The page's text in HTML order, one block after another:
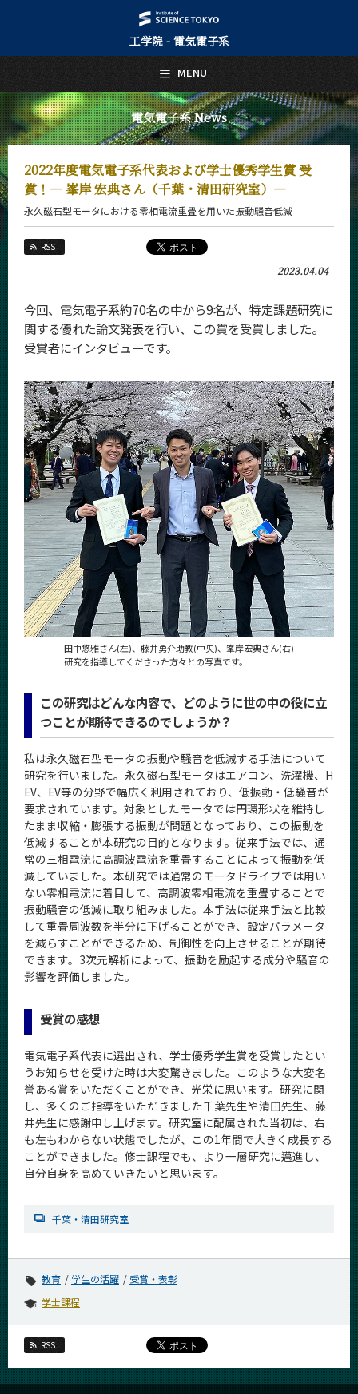
工学院 - 電気電子系
電気電子系 News
2022年度電気電子系代表および学士優秀学生賞 受
賞！― 峯岸 宏典さん（千葉・清田研究室）―
永久磁石型モータにおける零相電流重畳を用いた振動騒音低減
RSS
2023.04.04
今回、電気電子系約70名の中から9名が、特定課題研究に
関する優れた論文発表を行い、この賞を受賞しました。
受賞者にインタビューです。
田中悠雅さん(左)、藤井勇介助教(中央)、峯岸宏典さん(右)
研究を指導してくださった方々との写真です。
この研究はどんな内容で、どのように世の中の役に立
つことが期待できるのでしょうか？
私は永久磁石型モータの振動や騒音を低減する手法について
研究を行いました。永久磁石型モータはエアコン、洗濯機、H
EV、EV等の分野で幅広く利用されており、低振動・低騒音が
要求されています。対象としたモータでは円環形状を維持し
たまま収縮・膨張する振動が問題となっており、この振動を
低減することが本研究の目的となります。従来手法では、通
常の三相電流に高調波電流を重畳することによって振動を低
減していました。本研究では通常のモータドライブでは用い
ない零相電流に着目して、高調波零相電流を重畳することで
振動騒音の低減に取り組みました。本手法は従来手法と比較
して重畳周波数を半分に下げることができ、設定パラメータ
を減らすことができるため、制御性を向上させることが期待
できます。3次元解析によって、振動を励起する成分や騒音の
影響を評価しました。
受賞の感想
電気電子系代表に選出され、学士優秀学生賞を受賞したとい
うお知らせを受けた時は大変驚きました。このような大変名
誉ある賞をいただくことができ、光栄に思います。研究に関
し、多くのご指導をいただきました千葉先生や清田先生、藤
井先生に感謝申し上げます。研究室に配属された当初は、右
も左もわからない状態でしたが、この1年間で大きく成長する
ことができました。修士課程でも、より一層研究に邁進し、
自分自身を高めていきたいと思います。
千葉・清田研究室
教育 学生の活躍
受賞・表彰
学士課程
RSS
MENU
日本語 English
トップページ
Top Page
電気電子系について
About Us
Education
教員・研究室
入学案内
Admissions
電気電子系 News
News 一覧
カテゴリ別
課程別
月別
イベントカレンダー
Event Calendar
サイト構成
学内向け情報
CLOSE